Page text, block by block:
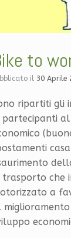
to
il 30 Aprile
ripartiti gli
partecipanti
trasporto che
a